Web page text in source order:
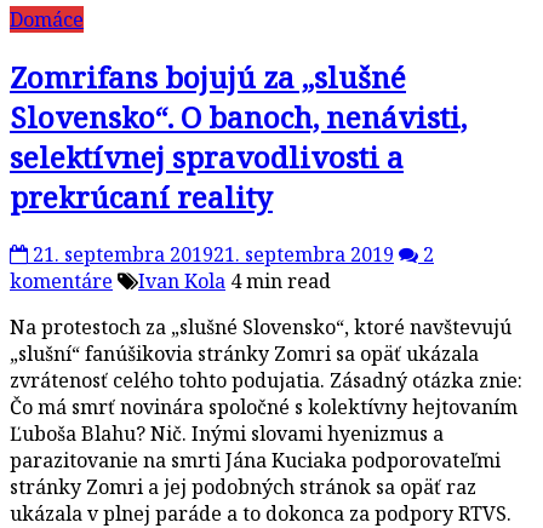
Domáce
Zomrifans bojujú za „slušné
Slovensko“. O banoch, nenávisti,
selektívnej spravodlivosti a
prekrúcaní reality
21. septembra 201921. septembra 2019
2
komentáre
Ivan Kola 4 min read
Na protestoch za „slušné Slovensko“, ktoré navštevujú
„slušní“ fanúšikovia stránky Zomri sa opäť ukázala
zvrátenosť celého tohto podujatia. Zásadný otázka znie:
Čo má smrť novinára spoločné s kolektívny hejtovaním
Ľuboša Blahu? Nič. Inými slovami hyenizmus a
parazitovanie na smrti Jána Kuciaka podporovateľmi
stránky Zomri a jej podobných stránok sa opäť raz
ukázala v plnej paráde a to dokonca za podpory RTVS.